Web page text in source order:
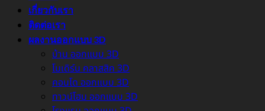
เกี่ยวกับเรา
ติดต่อเรา
ผลงานออกแบบ 3D
บ้าน ออกแบบ 3D
โมเดิร์น คลาสสิค 3D
คอนโด ออกแบบ 3D
ทาวน์โฮม ออกแบบ 3D